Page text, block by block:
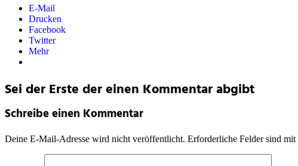
E-Mail
Drucken
Facebook
Twitter
Mehr
Sei der Erste der einen Kommentar abgibt
Schreibe einen Kommentar
Deine E-Mail-Adresse wird nicht veröffentlicht. Erforderliche Felder sind mit